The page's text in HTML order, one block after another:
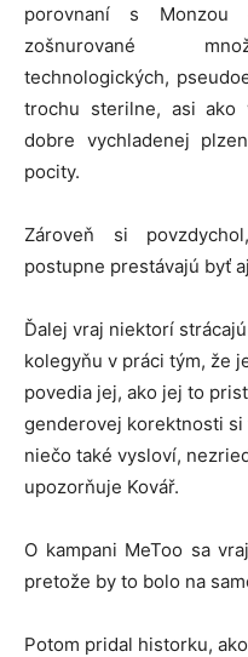
porovnaní s Monzou
zošnurované
technologických,
trochu sterilne, asi ako
dobre vychladenej
pocity.
Zároveň si
postupne prestávajú byť
Ďalej vraj niektorí
kolegyňu v práci tým, že
povedia jej, ako jej to
genderovej korektnosti si
niečo také vysloví,
upozorňuje Kovář.
O kampani MeToo sa
pretože by to bolo na
Potom pridal historku,